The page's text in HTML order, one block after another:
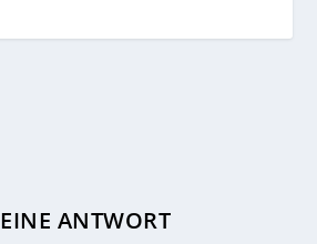
ANTWORT